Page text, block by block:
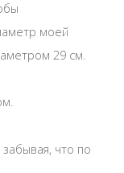
моей
29 см.
что по